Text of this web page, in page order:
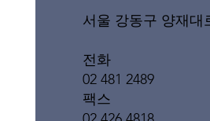
서울 강동구 양재대
전화
02 481 2489
팩스